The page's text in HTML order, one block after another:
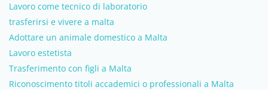
Lavoro come tecnico di laboratorio
trasferirsi e vivere a malta
Adottare un animale domestico a Malta
Lavoro estetista
Trasferimento con figli a Malta
Riconoscimento titoli accademici o professionali a Malta